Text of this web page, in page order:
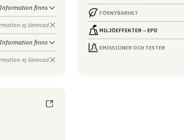
Information finns
ej lämnad
Information finns
ej lämnad
FÖRNYBARHET
MILJÖEFFEKTER – EPD
EMISSIONER OCH TESTER